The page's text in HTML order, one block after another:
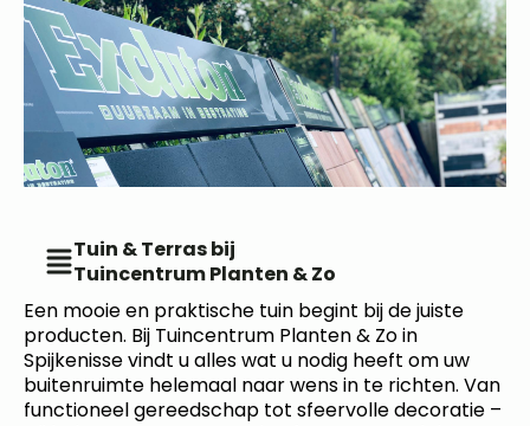
Tuin & Terras bij
Tuincentrum Planten & Zo
Een mooie en praktische tuin begint bij de juiste
producten. Bij Tuincentrum Planten & Zo in
Spijkenisse vindt u alles wat u nodig heeft om uw
buitenruimte helemaal naar wens in te richten. Van
functioneel gereedschap tot sfeervolle decoratie –